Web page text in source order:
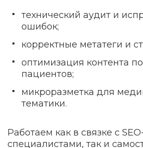
технический аудит и
ошибок;
корректные метатеги и
оптимизация контента
пациентов;
микроразметка для
тематики.
Работаем как в связке с
специалистами, так и